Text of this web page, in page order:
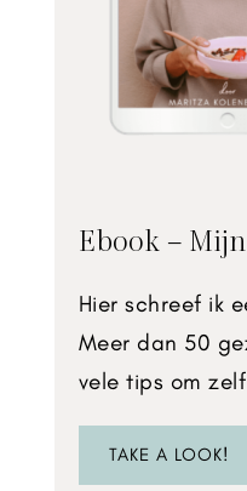
Ebook –
Hier schreef ik
Meer dan 50
vele tips om
TAKE A LOOK!